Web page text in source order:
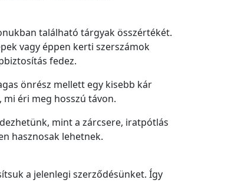
található tárgyak összértékét.
vagy éppen kerti szerszámok
fedez.
önrész mellett egy kisebb kár
éri meg hosszú távon.
mint a zárcsere, iratpótlás
hasznosak lehetnek.
a jelenlegi szerződésünket. Így